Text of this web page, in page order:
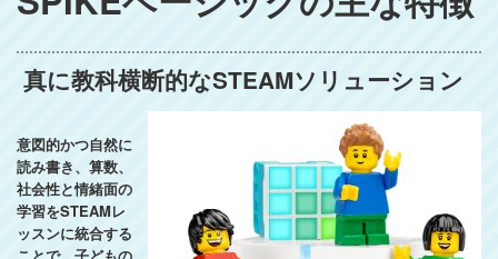
真に教科横断的なSTEAMソリューション
意図的かつ自然に
読み書き、算数、
社会性と情緒面の
学習をSTEAMレ
ッスンに統合する
ことで、子どもの